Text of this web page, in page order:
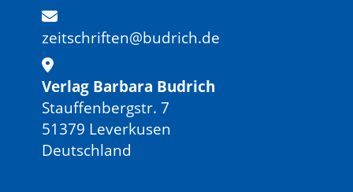
zeitschriften@budrich.de
Verlag Barbara Budrich
Stauffenbergstr. 7
51379 Leverkusen
Deutschland